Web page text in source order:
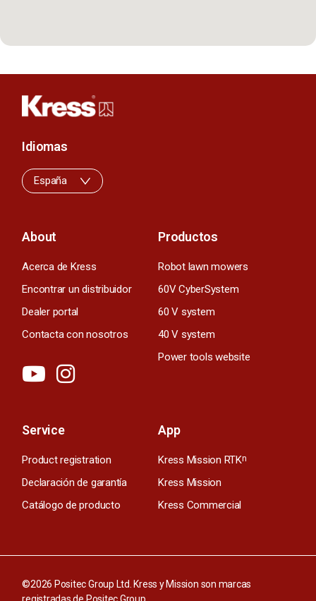
About
Acerca de Kress
Encontrar un distribuidor
Dealer portal
Contacta con nosotros
Productos
Robot lawn mowers
60V CyberSystem
60 V system
40 V system
Power tools website
Service
Product registration
Declaración de garantía
Catálogo de producto
App
Kress Mission RTKn
Kress Mission
Kress Commercial
Idiomas
España
©2026 Positec Group Ltd. Kress y Mission son marcas
registradas de Positec Group.